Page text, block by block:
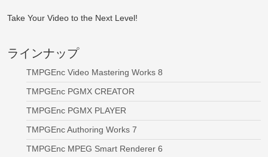
Take Your Video to the Next Level!
ラインナップ
TMPGEnc Video Mastering Works 8
TMPGEnc PGMX CREATOR
TMPGEnc PGMX PLAYER
TMPGEnc Authoring Works 7
TMPGEnc MPEG Smart Renderer 6